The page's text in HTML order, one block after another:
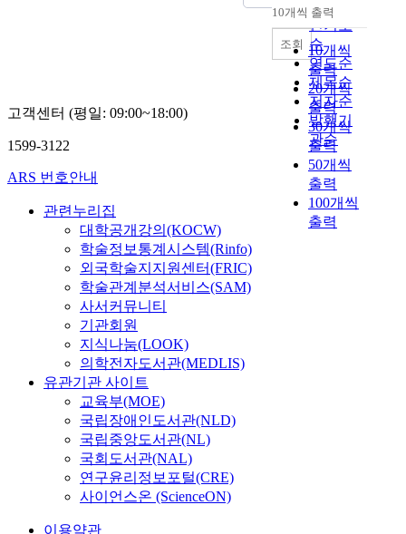
be upgraded to the lift
with the more load
capacity and the faster
velocity. Proposed in
the thesis is a
formalized process for
the optimal design of
the industrial lift and a
computer-aided design
software for the several
types of calculation at
design processes and
solid model generation
for computer-aided
engineering by Visual
Basic and
SolidWorks/COSMOS
process인 MAIC(측정,
한 관리)에 따라 BPR
활동을 전개하였다. 하
지만 일본기업의 고유
한 기업환경에는 6시
그마를 도입하는 과정
에서 그대로 받아 드리
기 힘든 부분이 있었
다. 그래서 일본 기업
이 6시그마를 적용하
는데 보다 효율적으로
도입할 수 있는 새로운
approach라는 대안을
제시하고 이를 실제 적
용하였다. 그 결과는
파악하고, 이를 이용하
여 시스템 운전을 수행
할 수 있도록 지원하는
네트워크와 통신기술
이 필수적으로 요구되
고 있다. 본 연구에서
는 인터넷 기반으로
NC 공작기계를 포함
한 자동생산시스템의
원격 모니터링과 제어
를 수행하도록 지원하
는 장치인 게이트웨이
함)의 개발과 활용방
안을 주내용으로 하고
있다. MGP의 개발목
순
인기도
순
연도순
제목순
저자순
발행기
관순
내림차순
10개씩 출력
10개씩
출력
20개씩
출력
30개씩
출력
50개씩
출력
100개씩
출력
조회
고객센터 (평일: 09:00~18:00)
1599-3122
ARS 번호안내
관련누리집
대학공개강의(KOCW)
학술정보통계시스템(Rinfo)
외국학술지지원센터(FRIC)
학술관계분석서비스(SAM)
사서커뮤니티
기관회원
지식나눔(LOOK)
의학전자도서관(MEDLIS)
유관기관 사이트
교육부(MOE)
국립장애인도서관(NLD)
국립중앙도서관(NL)
국회도서관(NAL)
연구윤리정보포털(CRE)
사이언스온 (ScienceON)
이용약관